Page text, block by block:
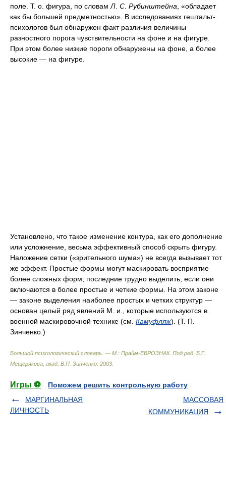
поле. Т. о. фигура, по словам Л С Рубинштейна , «обладает
как бы большей предметностью». В исследованиях гештальт-
психологов был обнаружен факт различия величины
разностного порога чувствительности на фоне и на фигуре.
При этом более низкие пороги обнаружены на фоне, а более
высокие — на фигуре.
Установлено, что такое изменение контура, как его дополнение
или усложнение, весьма эффективный способ скрыть фигуру.
Наложение сетки («зрительного шума») не всегда вызывает тот
же эффект. Простые формы могут маскировать восприятие
более сложных форм; последние трудно выделить, если они
включаются в более простые и четкие формы. На этом законе
— законе выделения наиболее простых и четких структур —
основан целый ряд явлений М. и., которые используются в
военной маскировочной технике (см. Камуфляж). (Т. П.
Зинченко.)
Большой психологический словарь. — М.: Прайм-ЕВРОЗНАК. Под ред. Б.Г.
Мещерякова, акад. В.П. Зинченко 2003
Игры ⚽
Поможем решить контрольную работу
МАРГИНАЛЬНАЯ
ЛИЧНОСТЬ
МАССОВАЯ
КОММУНИКАЦИЯ